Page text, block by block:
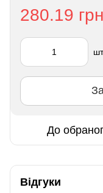
280.19
До
Відгуки